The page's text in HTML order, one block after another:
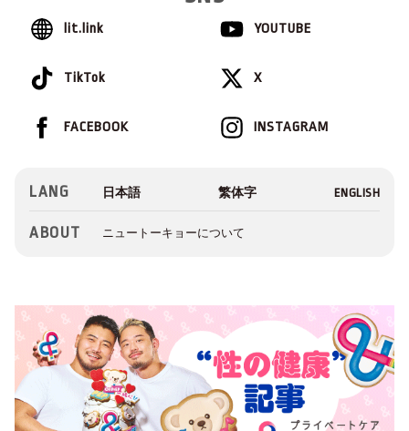
lit.link YOUTUBE
TikTok X
INSTAGRAM
FACEBOOK
LANG
ABOUT ニュートーキョーについて